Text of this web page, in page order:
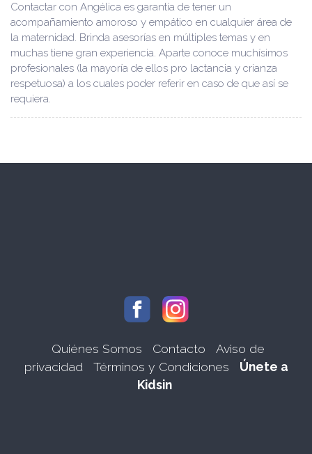
Contactar con Angélica es garantía de tener un
acompañamiento amoroso y empático en cualquier área de
la maternidad. Brinda asesorías en múltiples temas y en
muchas tiene gran experiencia. Aparte conoce muchísimos
profesionales (la mayoría de ellos pro lactancia y crianza
respetuosa) a los cuales poder referir en caso de que así se
requiera.
Quiénes Somos Contacto
Aviso de
privacidad
Términos y Condiciones
Únete a
Kidsin